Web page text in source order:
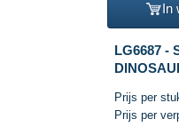
In
LG6687 -
Prijs per
Prijs per